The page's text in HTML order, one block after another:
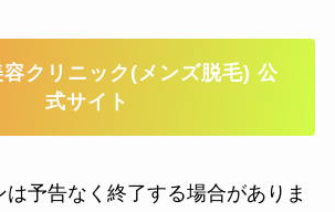
クリニック(メンズ脱毛) 公
式サイト
予告なく終了する場合がありま